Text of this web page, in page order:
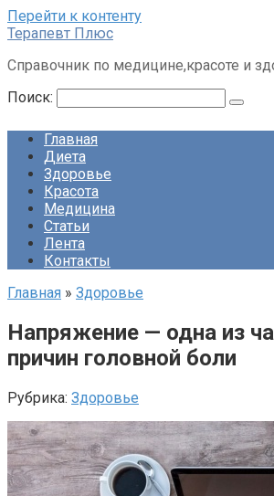
Перейти к контенту
Терапевт Плюс
Справочник по медицине,красоте и
Поиск:
Главная
Диета
Здоровье
Красота
Медицина
Статьи
Лента
Контакты
Главная » Здоровье
Напряжение — одна из
причин головной боли
Рубрика: Здоровье